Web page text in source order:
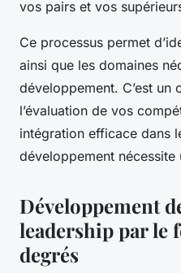
vos pairs et vos
Ce processus permet
ainsi que les domaines
développement. C’est un
l’évaluation de vos
intégration efficace dans
développement
Développement
leadership par le
degrés